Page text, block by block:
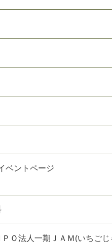
ベン ト ページ
Ｐ Ｏ法 人 一期 Ｊ Ａ Ｍ(いち ごじ